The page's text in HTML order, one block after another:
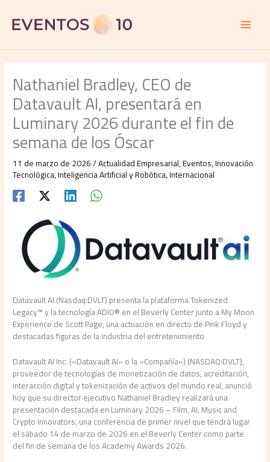
contenido
Nathaniel Bradley, CEO de
Datavault AI, presentará en
Luminary 2026 durante el fin de
semana de los Óscar
11 de marzo de 2026/Actualidad Empresarial,Eventos,Innovación
Tecnológica,Inteligencia Artificial y Robótica,Internacional
Datavault AI (Nasdaq:DVLT) presenta la plataforma Tokenized
Legacy™ y la tecnología ADIO® en el Beverly Center junto a My Moon
Experience de Scott Page, una actuación en directo de Pink Floyd y
destacadas figuras de la industria del entretenimiento
Datavault AI Inc. («Datavault AI» o la «Compañía») (NASDAQ:DVLT),
proveedor de tecnologías de monetización de datos, acreditación,
interacción digital y tokenización de activos del mundo real, anunció
hoy que su director ejecutivo Nathaniel Bradley realizará una
presentación destacada en Luminary 2026 – Film, AI, Music and
Crypto Innovators, una conferencia de primer nivel que tendrá lugar
el sábado 14 de marzo de 2026 en el Beverly Center como parte
del fin de semana de los Academy Awards 2026.